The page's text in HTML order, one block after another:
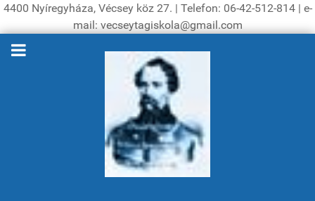
4400 Nyíregyháza, Vécsey köz 27. | Telefon: 06-42-512-814 | e-
mail: vecseytagiskola@gmail.com